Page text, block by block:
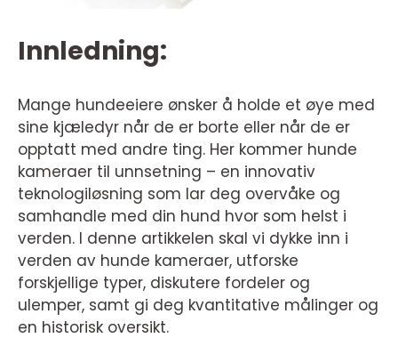
Innledning:
Mange hundeeiere ønsker å holde et øye med
sine kjæledyr når de er borte eller når de er
opptatt med andre ting. Her kommer hunde
kameraer til unnsetning – en innovativ
teknologiløsning som lar deg overvåke og
samhandle med din hund hvor som helst i
verden. I denne artikkelen skal vi dykke inn i
verden av hunde kameraer, utforske
forskjellige typer, diskutere fordeler og
ulemper, samt gi deg kvantitative målinger og
en historisk oversikt.